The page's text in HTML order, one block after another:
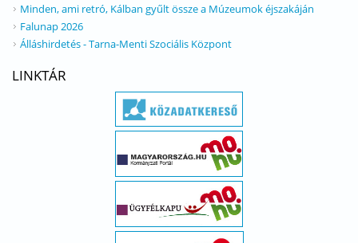
Minden, ami retró, Kálban gyűlt össze a Múzeumok éjszakáján
Falunap 2026
Álláshirdetés - Tarna-Menti Szociális Központ
LINKTÁR